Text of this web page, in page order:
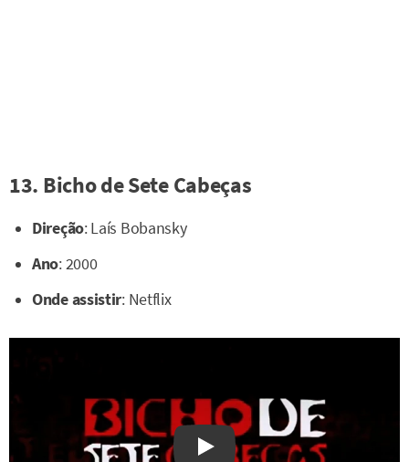
13. Bicho de Sete Cabeças
Direção: Laís Bobansky
Ano: 2000
Onde assistir: Netflix
Watch on YouTube